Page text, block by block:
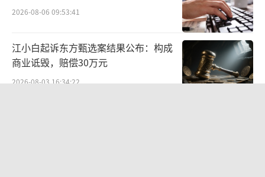
抖音电商相关负责人表示，本次618大促始
终坚持以用户消费需求为核心，多角度扶持商
家经营，通过实实在在的百亿消费券补贴、简
单直接的促销玩法、完善的服务保障，持续满
2026-08-06 09:53:41
江小白起诉东方甄选案结果公布：构成
商业诋毁，赔偿30万元
2026-08-03 16:34:22